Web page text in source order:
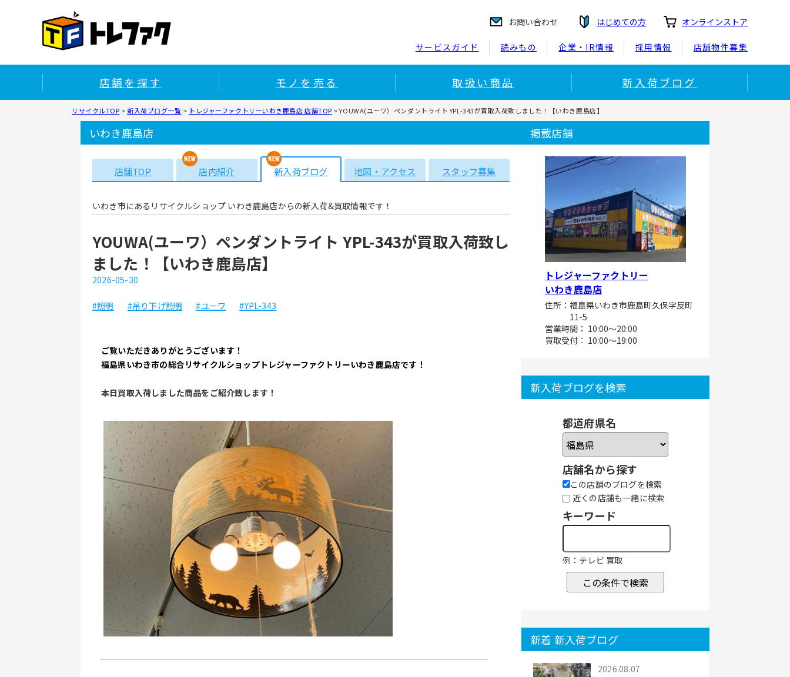
お問い合わせ はじめての方 オンラインストア
サービスガイド 読みもの 企業・IR情報 採用情報 店舗物件募集
店舗を探す モノを売る 取扱い商品 新入荷ブログ
リサイクルTOP >新入荷ブログ一覧 > トレジャーファクトリーいわき鹿島店 店舗TOP >YOUWA(ユーワ）ペンダントライト YPL-343が買取入荷致しました！【いわき鹿島店】
いわき鹿島店
店舗TOP 店内紹介 新入荷ブログ 地図・アクセス スタッフ募集
いわき市にあるリサイクルショップ いわき鹿島店からの新入荷&買取情報です！
YOUWA(ユーワ）ペンダントライト YPL-343が買取入荷致し
ました！【いわき鹿島店】
2026-05-30
#照明 #吊り下げ照明 #ユーワ #YPL-343
ご覧いただきありがとうございます！
福島県いわき市の総合リサイクルショップトレジャーファクトリーいわき鹿島店です！
本日買取入荷しました商品をご紹介致します！
掲載店舗
トレジャーファクトリー
いわき鹿島店
住所：福島県いわき市鹿島町久保字反町
11-5
営業時間： 10:00～20:00
買取受付： 10:00～19:00
新入荷ブログを検索
都道府県名
店舗名から探す
この店舗のブログを検索
近くの店舗も一緒に検索
キーワード
例：テレビ 買取
この条件で検索
新着 新入荷ブログ
2026.08.07